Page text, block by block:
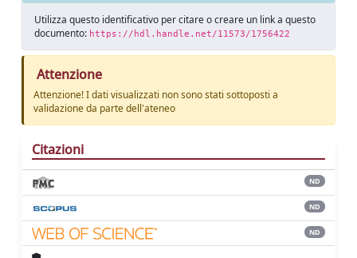
Utilizza questo identificativo per citare o creare un link a questo
documento: https://hdl.handle.net/11573/1756422
Attenzione
Attenzione! I dati visualizzati non sono stati sottoposti a
validazione da parte dell'ateneo
Citazioni
ND
ND
ND